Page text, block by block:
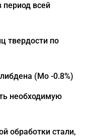
период всей
твердости по
(Mo -0.8%)
необходимую
обработки стали,